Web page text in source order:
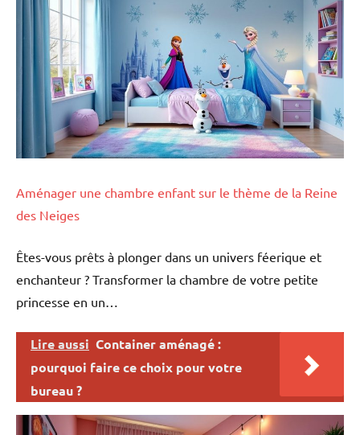
Aménager une chambre enfant sur le thème de la Reine
des Neiges
Êtes-vous prêts à plonger dans un univers féerique et
enchanteur ? Transformer la chambre de votre petite
princesse en un…
Lire aussi Container aménagé :
pourquoi faire ce choix pour votre
bureau ?